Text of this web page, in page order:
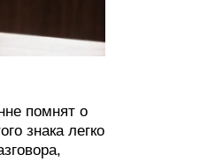
помнят о
знака легко